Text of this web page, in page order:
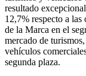
resultado
12,7% respecto a
de la Marca en el
mercado de
vehículos
segunda plaza.